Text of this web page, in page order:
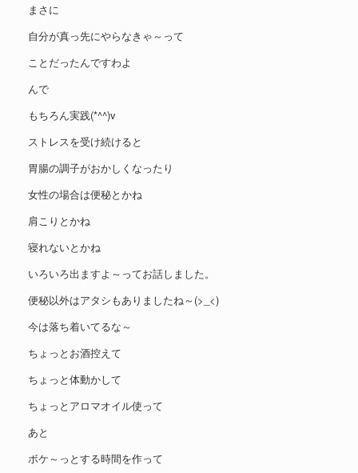
まさに
自分が真っ先にやらなきゃ～って
ことだったんですわよ
んで
もちろん実践(*^^)v
ストレスを受け続けると
胃腸の調子がおかしくなったり
女性の場合は便秘とかね
肩こりとかね
寝れないとかね
いろいろ出ますよ～ってお話しました。
便秘以外はアタシもありましたね～(>_<)
今は落ち着いてるな～
ちょっとお酒控えて
ちょっと体動かして
ちょっとアロマオイル使って
あと
ボケ～っとする時間を作って